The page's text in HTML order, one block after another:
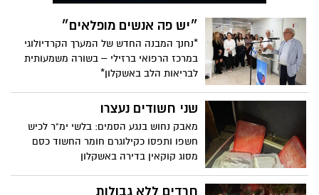
״יש פה אנשים מופלאים״
*נחנך המבנה החדש של המערך הקרדיולוגי
במרכז הרפואי ברזילי – בשורה משמעותית
לבריאות הלב באשקלון*
שני חשודים נעצרו
מאבק נחוש בנגע הסמים: בלשי ימ"ר לכיש
חשפו ותפסו כקילוגרם חומר החשוד כסם
מסוג קוקאין בדירה באשקלון